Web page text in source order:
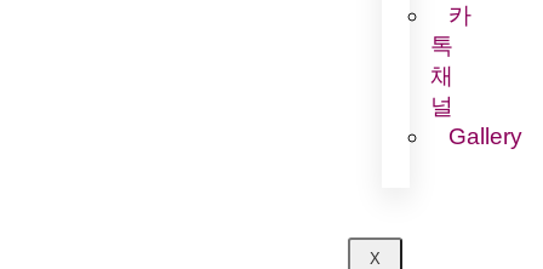
카
톡
채
널
Gallery
X